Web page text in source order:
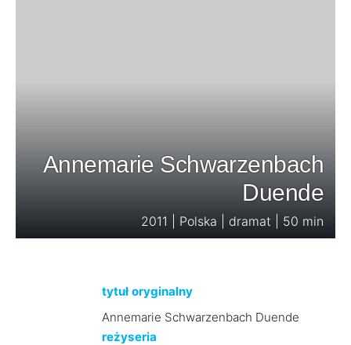
Annemarie Schwarzenbach
Duende
2011 | Polska | dramat | 50 min
tytuł oryginalny
Annemarie Schwarzenbach Duende
reżyseria